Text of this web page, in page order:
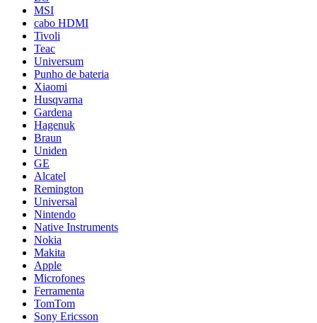
MSI
cabo HDMI
Tivoli
Teac
Universum
Punho de bateria
Xiaomi
Husqvarna
Gardena
Hagenuk
Braun
Uniden
GE
Alcatel
Remington
Universal
Nintendo
Native Instruments
Nokia
Makita
Apple
Microfones
Ferramenta
TomTom
Sony Ericsson